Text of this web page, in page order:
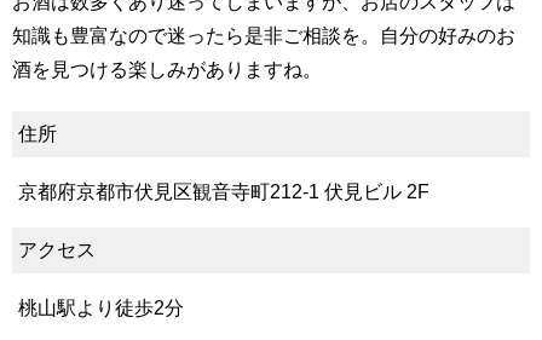
知識も豊富なので迷ったら是非ご相談を。自分の好みのお
酒を見つける楽しみがありますね。
住所
京都府京都市伏見区観音寺町212-1 伏見ビル 2F
アクセス
桃山駅より徒歩2分